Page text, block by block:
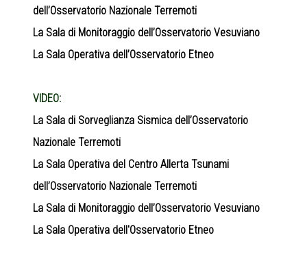
dell’Osservatorio Nazionale Terremoti
La Sala di Monitoraggio dell’Osservatorio Vesuviano
La Sala Operativa dell’Osservatorio Etneo
VIDEO:
La Sala di Sorveglianza Sismica dell’Osservatorio
Nazionale Terremoti
La Sala Operativa del Centro Allerta Tsunami
dell’Osservatorio Nazionale Terremoti
La Sala di Monitoraggio dell’Osservatorio Vesuviano
La Sala Operativa dell'Osservatorio Etneo